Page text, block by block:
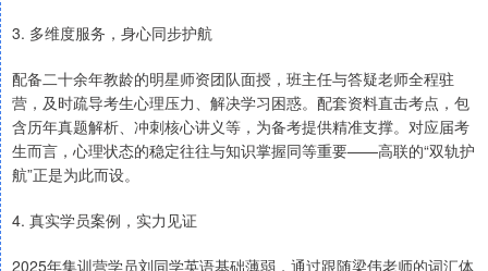
3. 多维度服务，身心同步护航
配备二十余年教龄的明星师资团队面授，班主任与答疑老师全程驻
营，及时疏导考生心理压力、解决学习困惑。配套资料直击考点，包
含历年真题解析、冲刺核心讲义等，为备考提供精准支撑。对应届考
生而言，心理状态的稳定往往与知识掌握同等重要——高联的“双轨护
航”正是为此而设。
4. 真实学员案例，实力见证
2025年集训营学员刘同学英语基础薄弱，通过跟随梁伟老师的词汇体